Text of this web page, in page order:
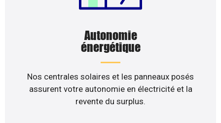
Autonomie
énergétique
Nos centrales solaires et les panneaux posés
assurent votre autonomie en électricité et la
revente du surplus.